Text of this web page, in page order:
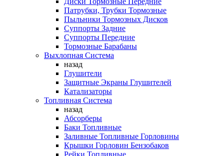
Патрубки, Трубки Тормозные
Пыльники Тормозных Дисков
Суппорты Задние
Суппорты Передние
Тормозные Барабаны
Выхлопная Система
назад
Глушители
Защитные Экраны Глушителей
Катализаторы
Топливная Система
назад
Абсорберы
Баки Топливные
Заливные Топливные Горловины
Крышки Горловин Бензобаков
Рейки Топливные